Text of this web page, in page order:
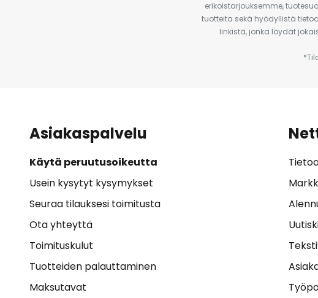
erikoistarjouksemme,
tuotteita sekä hyödyllistä
linkistä, jonka löydät
Asiakaspalvelu
Käytä peruutusoikeutta
Usein kysytyt kysymykset
Seuraa tilauksesi toimitusta
Ota yhteyttä
Toimituskulut
Tuotteiden palauttaminen
Maksutavat